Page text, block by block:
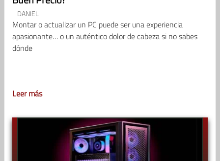
DANIEL
Montar o actualizar un PC puede ser una experiencia
apasionante… o un auténtico dolor de cabeza si no sabes
dónde
Leer más